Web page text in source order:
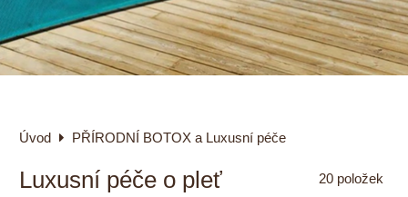
Úvod PŘÍRODNÍ BOTOX a Luxusní péče
Luxusní péče o pleť 20 položek